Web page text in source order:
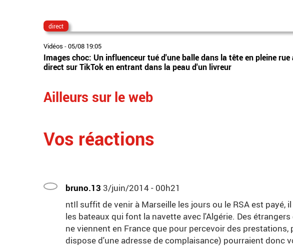
direct
Vidéos -05/08 19:05
Images choc: Un influenceur tué d'une balle dans la tête en pleine
direct sur TikTok en entrant dans la peau d'un livreur
Ailleurs sur le web
Vos réactions
bruno.13 3/juin/2014 - 00h21
ntIl suffit de venir à Marseille les jours ou le RSA est payé,
les bateaux qui font la navette avec l'Algérie. Des
ne viennent en France que pour percevoir des
dispose d'une adresse de complaisance) pourraient donc